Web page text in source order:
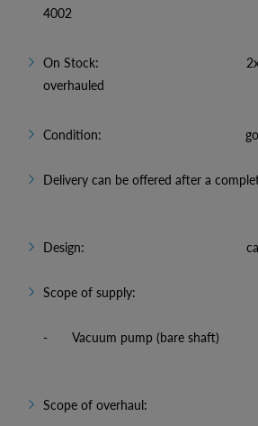
4002
On Stock: 2x before
overhauled
Condition: good
Delivery can be offered after a
Design: cast
Scope of supply:
- Vacuum pump (bare shaft)
Scope of overhaul: